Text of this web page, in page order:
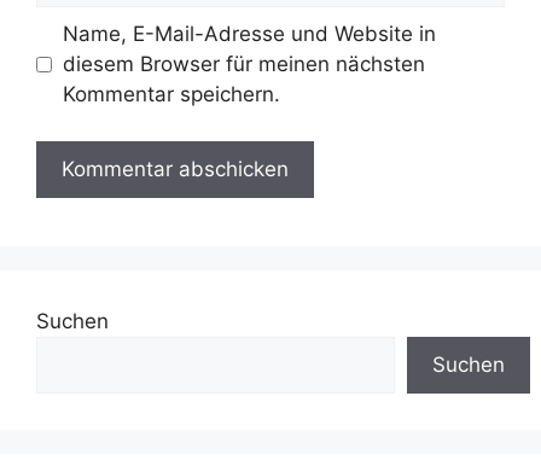
Name, E-Mail-Adresse und Website in
diesem Browser für meinen nächsten
Kommentar speichern.
Suchen
Suchen